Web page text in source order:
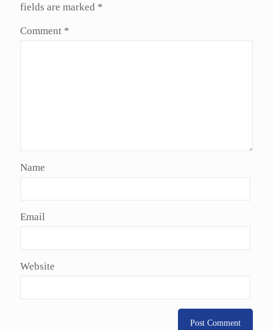
fields are marked *
Comment *
Name
Email
Website